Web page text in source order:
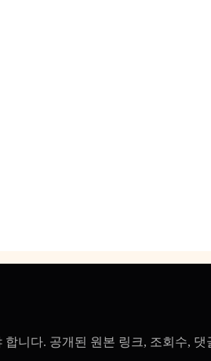
니다. 공개된 원본 링크, 조회수,